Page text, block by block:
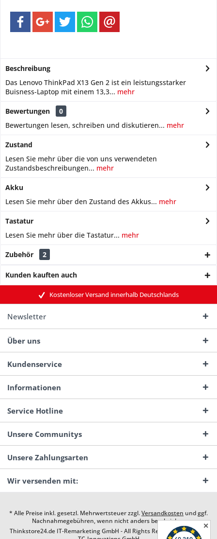
Beschreibung
Das Lenovo ThinkPad X13 Gen 2 ist ein leistungsstarker
Buisness-Laptop mit einem 13,3... mehr
Bewertungen
0
Bewertungen lesen, schreiben und diskutieren... mehr
Zustand
Lesen Sie mehr über die von uns verwendeten
Zustandsbeschreibungen... mehr
Akku
Lesen Sie mehr über den Zustand des Akkus... mehr
Tastatur
Lesen Sie mehr über die Tastatur... mehr
Zubehör 2
Kunden kauften auch
Kostenloser Versand innerhalb Deutschlands
Newsletter
Über uns
Kundenservice
Informationen
Service Hotline
Unsere Communitys
Unsere Zahlungsarten
Wir versenden mit:
* Alle Preise inkl. gesetzl. Mehrwertsteuer zzgl.Versandkosten und ggf.
Nachnahmegebühren, wenn nicht anders beschrieben
Thinkstore24.de IT-Remarketing GmbH - All Rights Reserved. Design by
✕